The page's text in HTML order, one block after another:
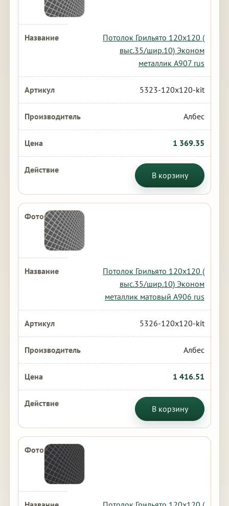
Потолок Грильято 120х120 (
выс.35/шир.10) Эконом
металлик А907 rus
5323-120x120-kit
Албес
1 369.35
В корзину
Потолок Грильято 120х120 (
выс.35/шир.10) Эконом
металлик матовый А906 rus
5326-120x120-kit
Албес
1 416.51
В корзину